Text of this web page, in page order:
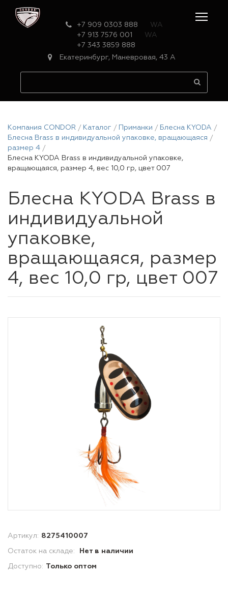
+7 909 0303 888
WA
+7 913 7576 001
WA
+7 343 3859 888
Екатеринбург, Маневровая, 43 А
Компания CONDOR Каталог Приманки
Блесна KYODA
Блесна Brass в индивидуальной упаковке, вращающаяся
размер 4
Блесна KYODA Brass в индивидуальной упаковке,
вращающаяся, размер 4, вес 10,0 гр, цвет 007
Блесна KYODA Brass в
индивидуальной
упаковке,
вращающаяся, размер
4, вес 10,0 гр, цвет 007
Артикул: 8275410007
Остаток на складе: Нет в наличии
Доступно: Только оптом